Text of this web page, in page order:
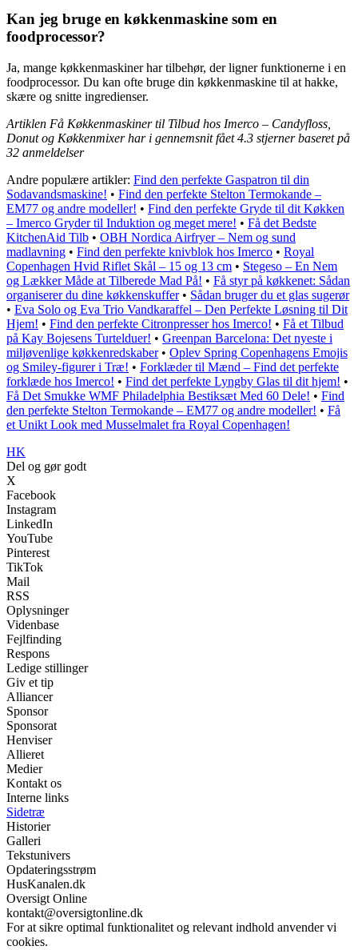
Kan jeg bruge en køkkenmaskine som en
foodprocessor?
Ja, mange køkkenmaskiner har tilbehør, der ligner funktionerne i en
foodprocessor. Du kan ofte bruge din køkkenmaskine til at hakke,
skære og snitte ingredienser.
Artiklen Få Køkkenmaskiner til Tilbud hos Imerco – Candyfloss,
Donut og Køkkenmixer har i gennemsnit fået4.3 stjerner baseret på
32 anmeldelser
Andre populære artikler: Find den perfekte Gaspatron til din
Sodavandsmaskine! • Find den perfekte Stelton Termokande –
EM77 og andre modeller! • Find den perfekte Gryde til dit Køkken
– Imerco Gryder til Induktion og meget mere! • Få det Bedste
KitchenAid Tilb • OBH Nordica Airfryer – Nem og sund
madlavning • Find den perfekte knivblok hos Imerco • Royal
Copenhagen Hvid Riflet Skål – 15 og 13 cm • Stegeso – En Nem
og Lækker Måde at Tilberede Mad På! • Få styr på køkkenet: Sådan
organiserer du dine køkkenskuffer• Sådan bruger du et glas sugerør
• Eva Solo og Eva Trio Vandkaraffel – Den Perfekte Løsning til Dit
Hjem! • Find den perfekte Citronpresser hos Imerco! • Få et Tilbud
på Kay Bojesens Turtelduer! • Greenpan Barcelona: Det nyeste i
miljøvenlige køkkenredskaber• Oplev Spring Copenhagens Emojis
og Smiley-figurer i Træ! • Forklæder til Mænd – Find det perfekte
forklæde hos Imerco! • Find det perfekte Lyngby Glas til dit hjem! •
Få Det Smukke WMF Philadelphia Bestiksæt Med 60 Dele! • Find
den perfekte Stelton Termokande – EM77 og andre modeller! • Få
et Unikt Look med Musselmalet fra Royal Copenhagen!
HK
Del og gør godt
X
Facebook
Instagram
LinkedIn
YouTube
Pinterest
TikTok
Mail
RSS
Oplysninger
Videnbase
Fejlfinding
Respons
Ledige stillinger
Giv et tip
Alliancer
Sponsor
Sponsorat
Henviser
Allieret
Medier
Kontakt os
Interne links
Sidetræ
Historier
Galleri
Tekstunivers
Opdateringsstrøm
HusKanalen.dk
Oversigt Online
kontakt@oversigtonline.dk
For at sikre optimal funktionalitet og relevant indhold anvender vi
cookies.